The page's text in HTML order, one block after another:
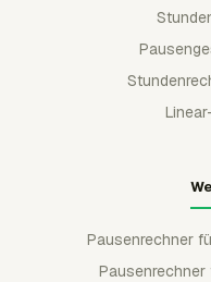
Pausenrechner